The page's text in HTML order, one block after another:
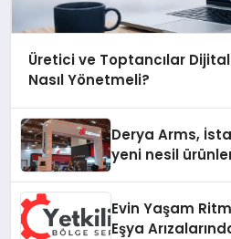
Üretici ve Toptancılar
Nasıl Yönetmeli?
Derya Arms,
yeni nesil
Evin Yaşam
Eşya